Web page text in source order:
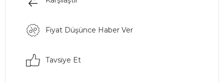
Fiyat Düşünce Haber Ver
Tavsiye Et